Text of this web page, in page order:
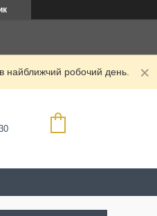
найближчий робочий день.